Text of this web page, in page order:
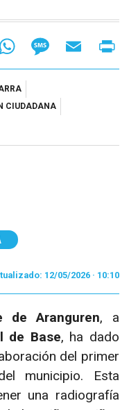
WhatsAppMessageEmail
CIUDADANA
12/05/2026 · 10:10
de Aranguren, a
de Base, ha dado
del primer
municipio. Esta
una radiografía